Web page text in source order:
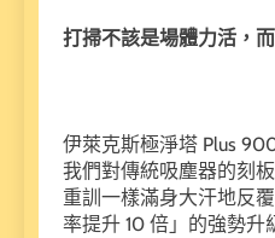
打掃不該是場體力活，
伊萊克斯極淨塔 Plus
我們對傳統吸塵器的刻
重訓一樣滿身大汗地反
率提升 10 倍」的強勢升